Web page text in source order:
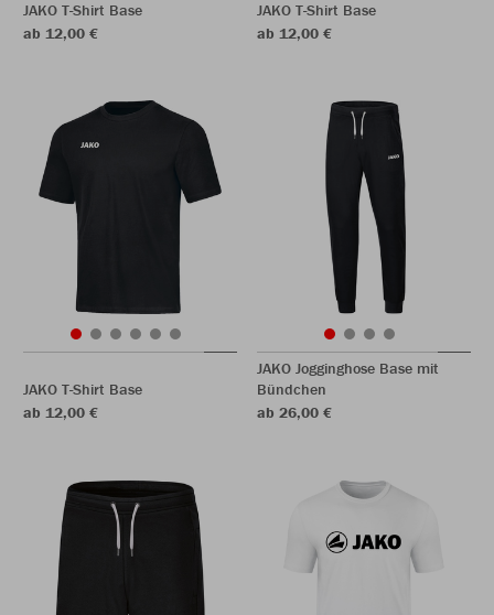
JAKO T-Shirt Base
ab 12,00 €
JAKO T-Shirt Base
ab 12,00 €
JAKO T-Shirt Base
ab 12,00 €
JAKO Jogginghose Base mit
Bündchen
ab 26,00 €